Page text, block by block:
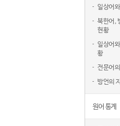
일상어
북한어,
현황
일상어
황
전문어
방언의
원어 통계